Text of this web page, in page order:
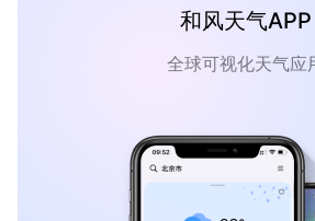
和风天气APP
全球可视化天气应